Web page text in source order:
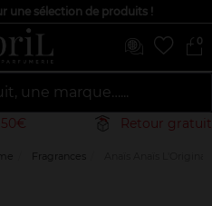
une sélection de produits !
0
une marque…...
Retour gratuit
Fragrances